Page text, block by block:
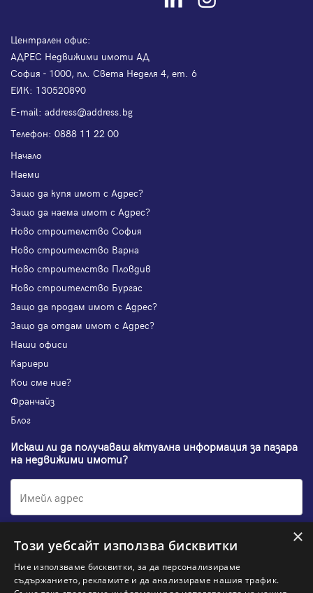
Централен офис:
АДРЕС Недвижими имоти АД
София - 1000, пл. Света Неделя 4, ет. 6
ЕИК: 130520890
Е-mail: address@address.bg
Телефон: 0888 11 22 00
Начало
Наеми
Защо да купя имот с Адрес?
Защо да наема имот с Адрес?
Ново строителство София
Ново строителство Варна
Ново строителство Пловдив
Ново строителство Бургас
Защо да продам имот с Адрес?
Защо да отдам имот с Адрес?
Наши офиси
Кариери
Кои сме ние?
Франчайз
Блог
Искаш ли да получаваш актуална информация за пазара
на недвижими имоти?
Абонирам се ×
Този уебсайт използва бисквитки
Ние използваме бисквитки, за да персонализираме
съдържанието, рекламите и да анализираме нашия трафик.